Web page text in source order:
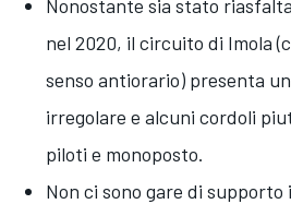
Nonostante sia stato
nel 2020, il circuito di Imola
senso antiorario) presenta
irregolare e alcuni cordoli
piloti e monoposto.
Non ci sono gare di